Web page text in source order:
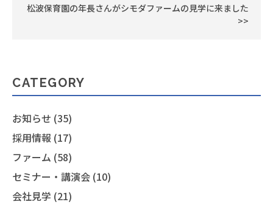
松波保育園の年長さんがシモダファームの見学に来ました
CATEGORY
お知らせ (35)
採用情報 (17)
ファーム (58)
セミナー・講演会 (10)
会社見学 (21)